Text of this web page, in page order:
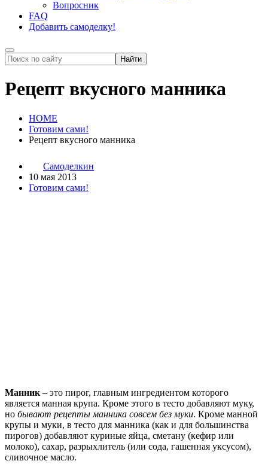
Вопросник
FAQ
Добавить самоделку!
Рецепт вкусного манника
HOME
Готовим сами!
Рецепт вкусного манника
Самоделкин
10 мая 2013
Готовим сами!
Манник – это пирог, главным ингредиентом которого
является манная крупа. Кроме этого в тесто добавляют муку,
но бывают рецепты манника совсем без муки. Кроме манной
крупы и муки, в тесто для манника (как и для большинства
пирогов) добавляют куриные яйца, сметану (кефир или
молоко), сахар, разрыхлитель (или сода, гашенная уксусом),
сливочное масло.